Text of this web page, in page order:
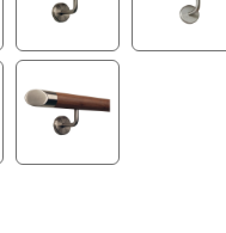
Halbkugel gefräst